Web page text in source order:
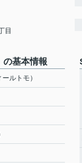
目
基本情報
ルトモ）